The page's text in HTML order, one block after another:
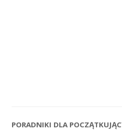
PORADNIKI DLA